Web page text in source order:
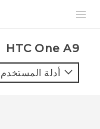
VIVE
HTC One A9‎
أدلة المستخدم